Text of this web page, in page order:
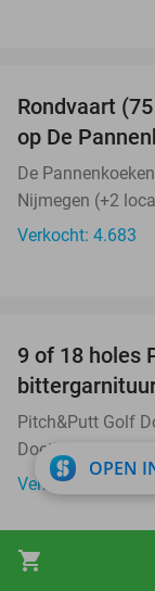
shopping_cart
Rondvaart
op De
De
Nijmegen (+2
Verkocht: 4.683
9 of 18 holes
Pitch&Putt Golf
Doetinchem
Verkocht: 1.483
OPEN